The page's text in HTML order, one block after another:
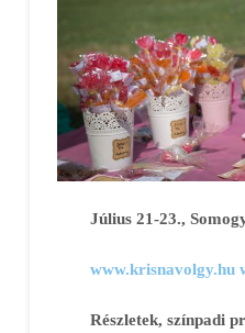
Július 21-23.,
www.krisnavolgy.hu
Részletek, színpadi